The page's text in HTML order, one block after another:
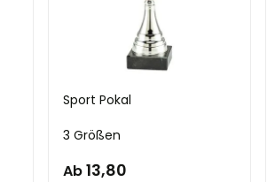
Sport Pokal
3 Größen
Ab13,80